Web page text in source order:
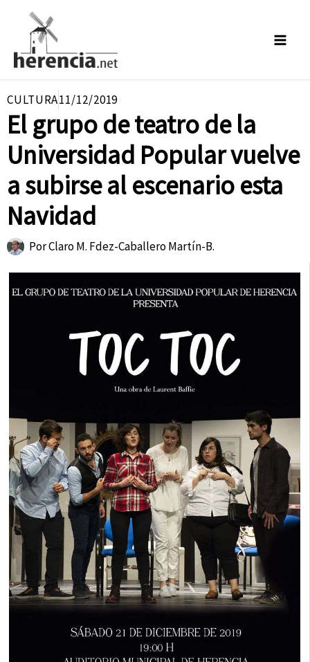
contenido
CULTURA11/12/2019
El grupo de teatro de la
Universidad Popular vuelve
a subirse al escenario esta
Navidad
PorClaro M. Fdez-Caballero Martín-B.